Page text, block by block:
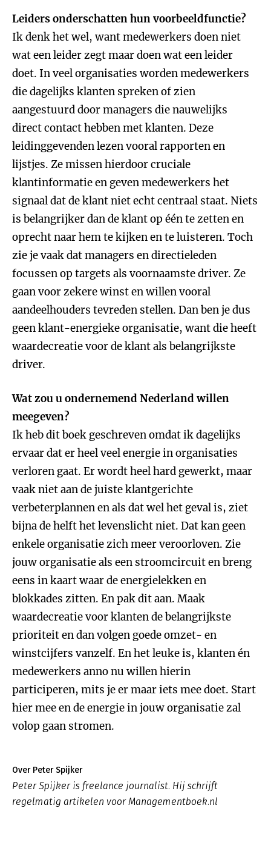
Leiders onderschatten hun voorbeeldfunctie?
Ik denk het wel, want medewerkers doen niet
wat een leider zegt maar doen wat een leider
doet. In veel organisaties worden medewerkers
die dagelijks klanten spreken of zien
aangestuurd door managers die nauwelijks
direct contact hebben met klanten. Deze
leidinggevenden lezen vooral rapporten en
lijstjes. Ze missen hierdoor cruciale
klantinformatie en geven medewerkers het
signaal dat de klant niet echt centraal staat. Niets
is belangrijker dan de klant op één te zetten en
oprecht naar hem te kijken en te luisteren. Toch
zie je vaak dat managers en directieleden
focussen op targets als voornaamste driver. Ze
gaan voor zekere winst en willen vooral
aandeelhouders tevreden stellen. Dan ben je dus
geen klant-energieke organisatie, want die heeft
waardecreatie voor de klant als belangrijkste
driver.
Wat zou u ondernemend Nederland willen
meegeven?
Ik heb dit boek geschreven omdat ik dagelijks
ervaar dat er heel veel energie in organisaties
verloren gaat. Er wordt heel hard gewerkt, maar
vaak niet aan de juiste klantgerichte
verbeterplannen en als dat wel het geval is, ziet
bijna de helft het levenslicht niet. Dat kan geen
enkele organisatie zich meer veroorloven. Zie
jouw organisatie als een stroomcircuit en breng
eens in kaart waar de energielekken en
blokkades zitten. En pak dit aan. Maak
waardecreatie voor klanten de belangrijkste
prioriteit en dan volgen goede omzet- en
winstcijfers vanzelf. En het leuke is, klanten én
medewerkers anno nu willen hierin
participeren, mits je er maar iets mee doet. Start
hier mee en de energie in jouw organisatie zal
volop gaan stromen.
Over Peter Spijker
Peter Spijker is freelance journalist. Hij schrijft
regelmatig artikelen voor Managementboek.nl